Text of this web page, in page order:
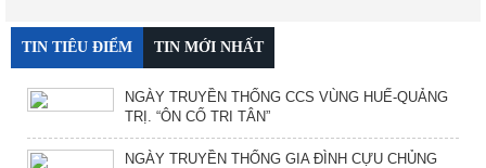
TIN TIÊU ĐIỂM TIN MỚI NHẤT
NGÀY TRUYỀN THỐNG CCS VÙNG HUẾ-QUẢNG
TRỊ. “ÔN CỐ TRI TÂN”
NGÀY TRUYỀN THỐNG GIA ĐÌNH CỰU CHỦNG